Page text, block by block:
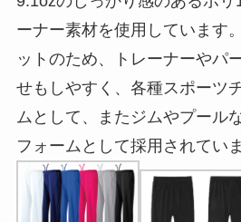
ーナー素材を使用しています
ットのため、トレーナーやパ
せもしやすく、各種スポーツ
ムとして、またジムやプール
フォームとして採用されていま